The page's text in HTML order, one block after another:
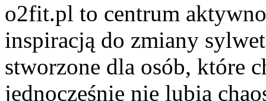
o2fit.pl to centrum
inspiracją do zmiany
stworzone dla osób, które
jednocześnie nie lubią